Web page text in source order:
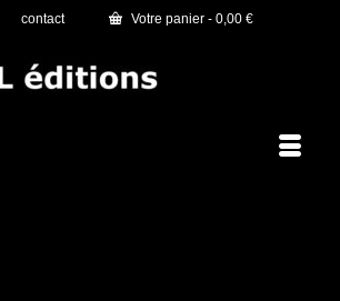
contact Votre panier - 0,00 €